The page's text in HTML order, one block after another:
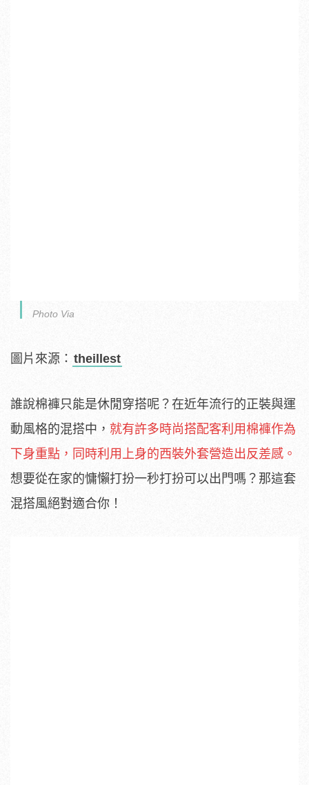
Photo Via
圖片來源： theillest
誰說棉褲只能是休閒穿搭呢？在近年流行的正裝與運
動風格的混搭中， 就有許多時尚搭配客利用棉褲作為
下身重點，同時利用上身的西裝外套營造出反差感。
想要從在家的慵懶打扮一秒打扮可以出門嗎？那這套
混搭風絕對適合你！